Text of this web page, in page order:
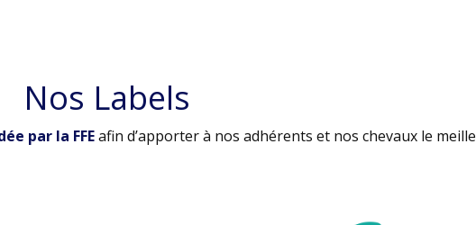
Nos Labels
par la FFEafin d’apporter à nos adhérents et nos chevaux le